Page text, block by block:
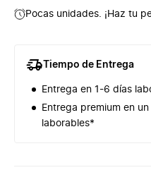
Pocas unidades. ¡Haz tu
Tiempo de Entrega
Entrega en 1-6 días
Entrega premium en
laborables*